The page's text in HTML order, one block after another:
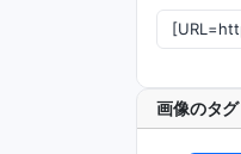
画像のタグ